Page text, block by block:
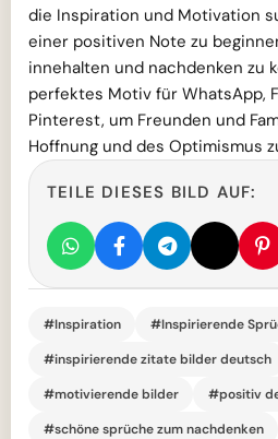
die Inspiration und Motivation
einer positiven Note zu
innehalten und nachdenken zu
perfektes Motiv für WhatsApp,
Pinterest, um Freunden und
Hoffnung und des Optimismus
TEILE DIESES BILD AUF:
#Inspiration
#Inspirierende
#inspirierende zitate bilder deutsch
#motivierende bilder
#positiv
#schöne sprüche zum nachdenken